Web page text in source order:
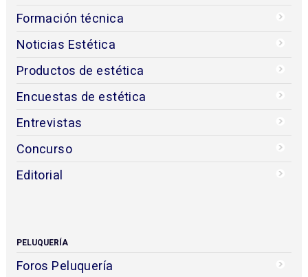
Formación técnica
Noticias Estética
Productos de estética
Encuestas de estética
Entrevistas
Concurso
Editorial
PELUQUERÍA
Foros Peluquería